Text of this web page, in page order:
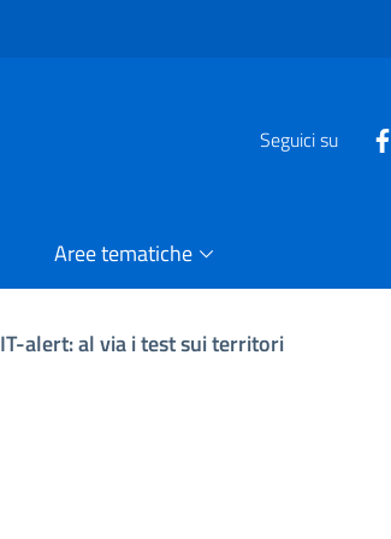
Seguici su
Aree tematiche
IT-alert: al via i test sui territori